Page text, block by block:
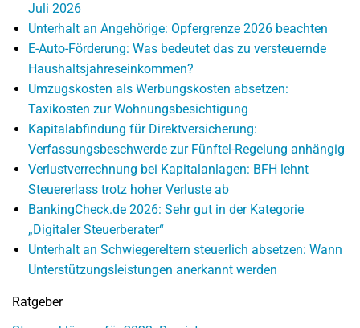
Juli 2026
Unterhalt an Angehörige: Opfergrenze 2026 beachten
E-Auto-Förderung: Was bedeutet das zu versteuernde
Haushaltsjahreseinkommen?
Umzugskosten als Werbungskosten absetzen:
Taxikosten zur Wohnungsbesichtigung
Kapitalabfindung für Direktversicherung:
Verfassungsbeschwerde zur Fünftel-Regelung anhängig
Verlustverrechnung bei Kapitalanlagen: BFH lehnt
Steuererlass trotz hoher Verluste ab
BankingCheck.de 2026: Sehr gut in der Kategorie
„Digitaler Steuerberater“
Unterhalt an Schwiegereltern steuerlich absetzen: Wann
Unterstützungsleistungen anerkannt werden
Ratgeber